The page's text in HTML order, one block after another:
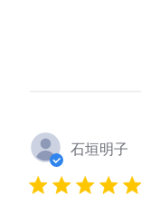
石垣明子